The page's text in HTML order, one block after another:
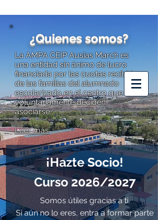
AMPA CEIP
AUSIAS MARCH
¿Quienes somos?
La AMPA CEIP Ausias March es
una entidad sin ánimo de lucro
financiada por las cuotas recibidas
de las familias del alumnado
escolarizado en el centro que
voluntariamente deciden
asociarse.
Leer más
¡Hazte Socio!
Curso 2026/2027
Somos útiles gracias a ti.
Si aún no lo eres, entra a formar parte